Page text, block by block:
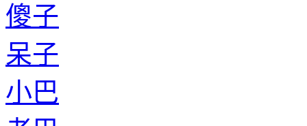
傻子
呆子
小巴